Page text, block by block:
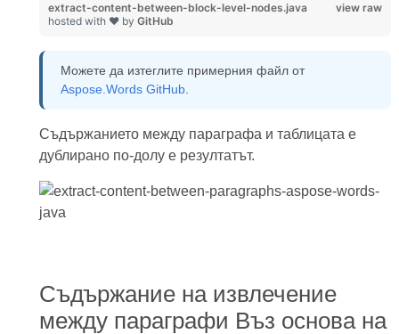
view raw
extract-content-between-block-level-nodes.java
hosted with ❤ by GitHub
Можете да изтеглите примерния файл от
Aspose.Words GitHub.
Съдържанието между параграфа и таблицата е
дублирано по-долу е резултатът.
Съдържание на извлечение
между параграфи Въз основа на